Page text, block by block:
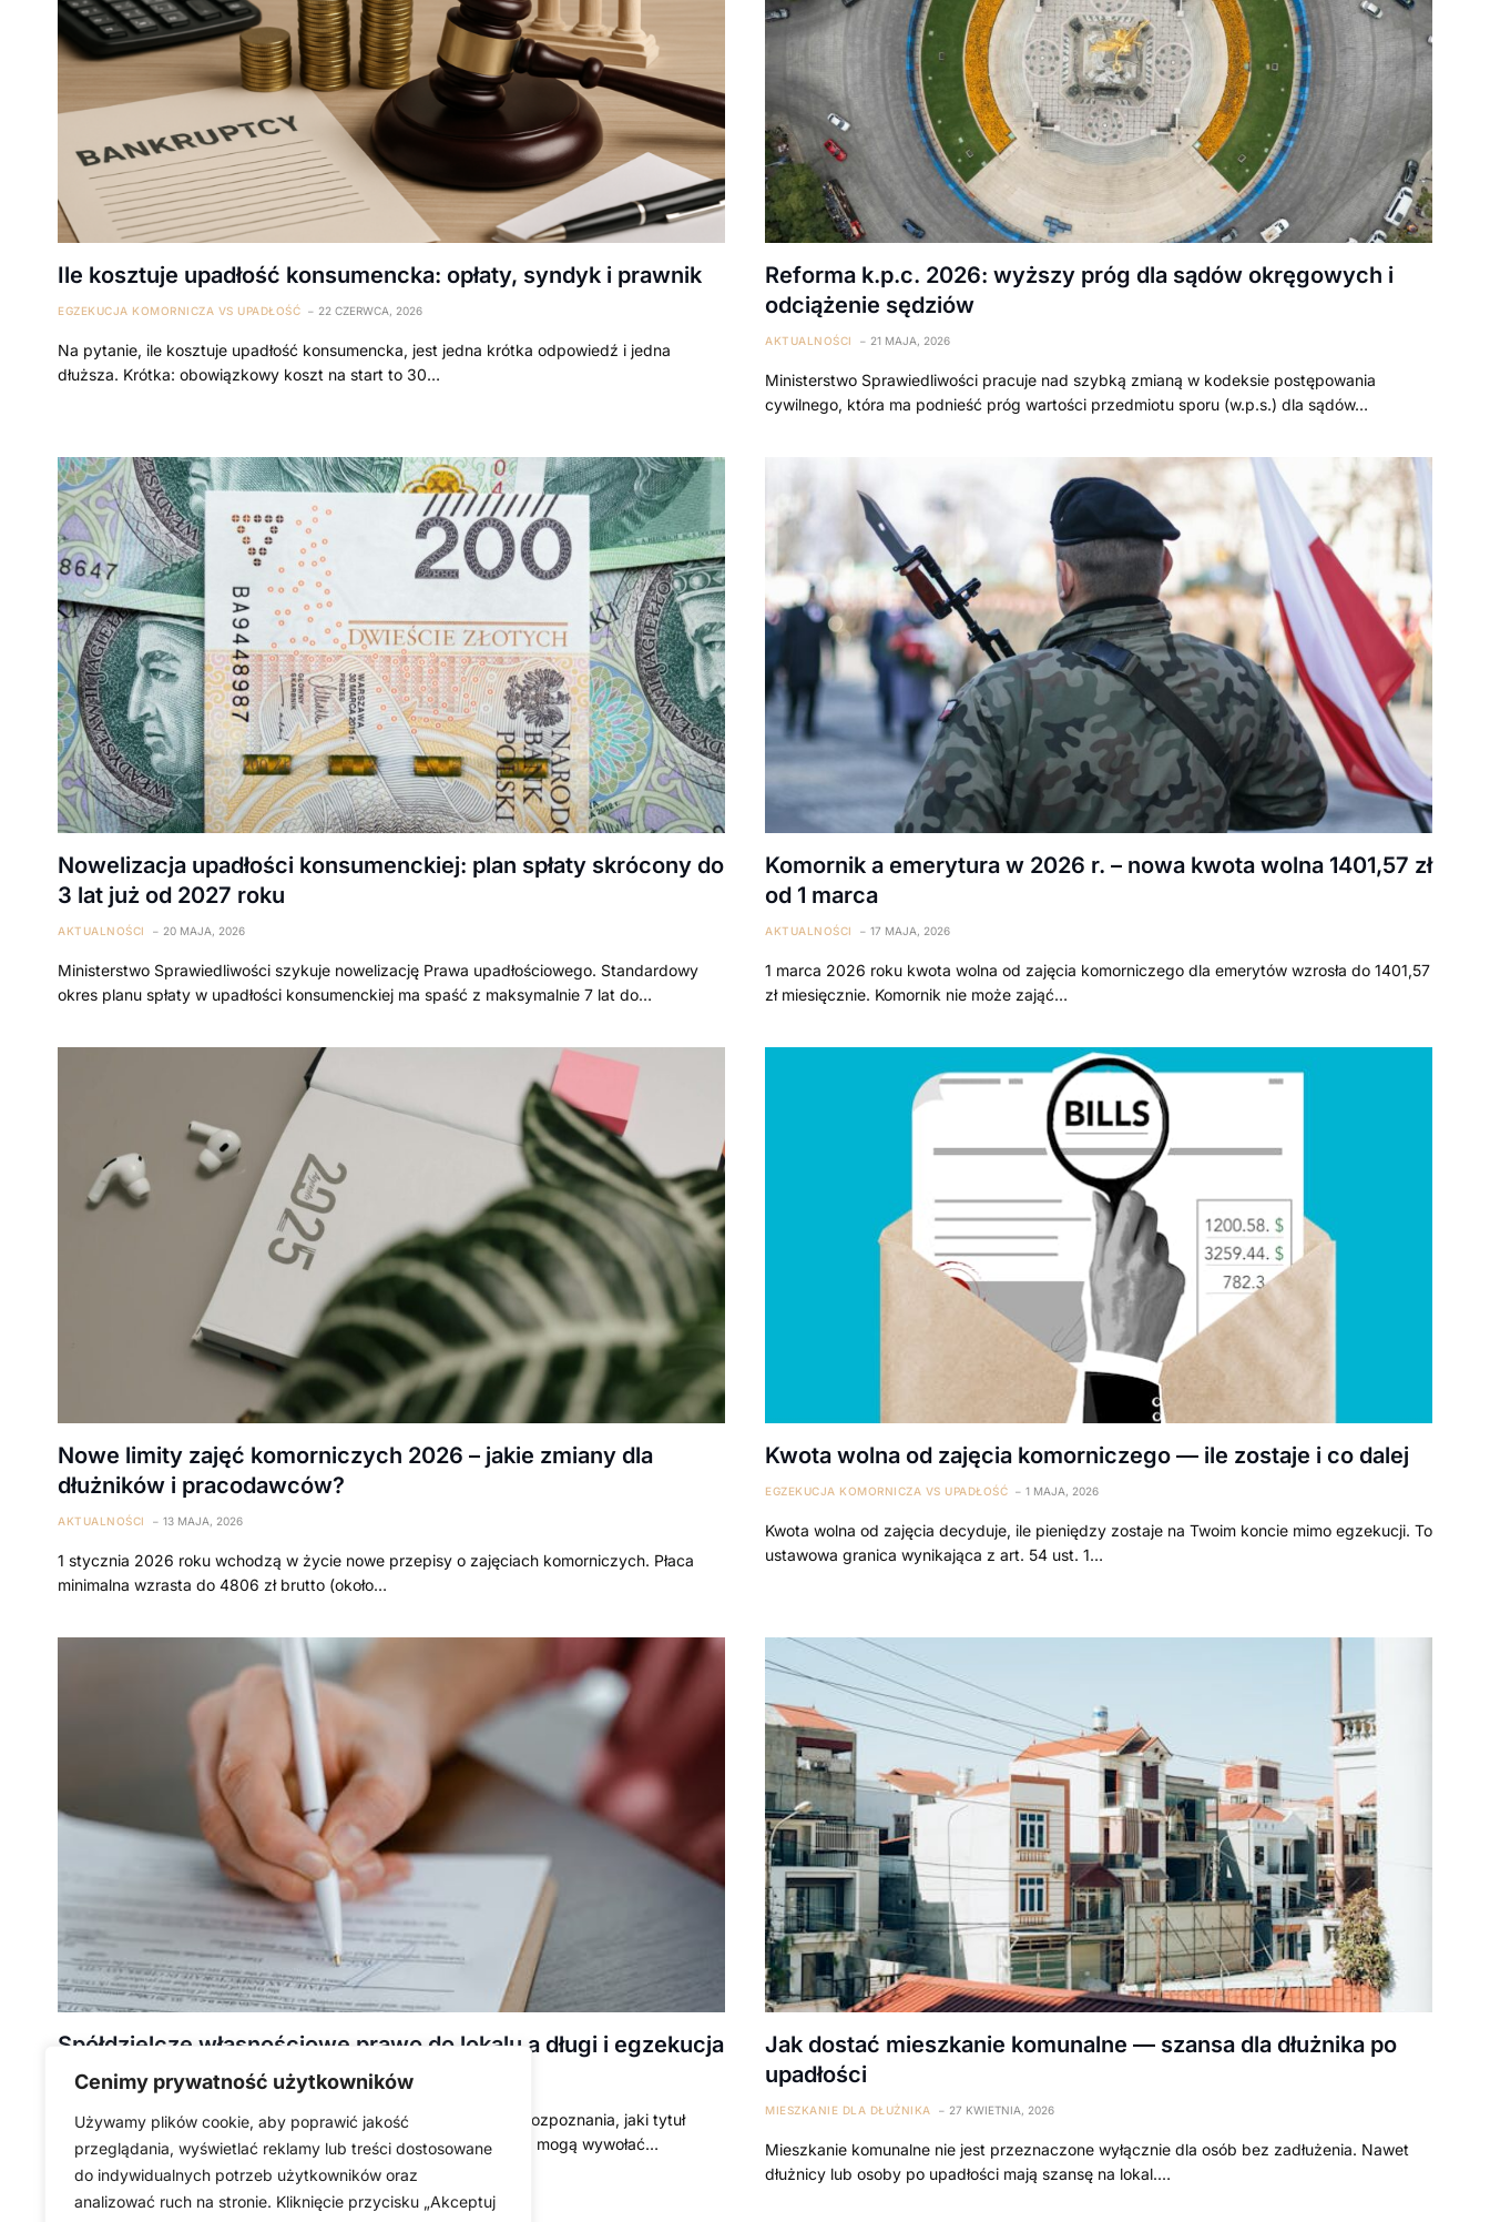
Cenimy prywatność użytkowników
Używamy plików cookie, aby poprawić jakość
przeglądania, wyświetlać reklamy lub treści dostosowane
do indywidualnych potrzeb użytkowników oraz
analizować ruch na stronie. Kliknięcie przycisku „Akceptuj
Ile kosztuje upadłość konsumencka: opłaty, syndyk i prawnik
EGZEKUCJA KOMORNICZA VS UPADŁOŚĆ 22 CZERWCA, 2026
Na pytanie, ile kosztuje upadłość konsumencka, jest jedna krótka odpowiedź i jedna
dłuższa. Krótka: obowiązkowy koszt na start to 30…
Reforma k.p.c. 2026: wyższy próg dla sądów okręgowych i
odciążenie sędziów
AKTUALNOŚCI 21 MAJA, 2026
Ministerstwo Sprawiedliwości pracuje nad szybką zmianą w kodeksie postępowania
cywilnego, która ma podnieść próg wartości przedmiotu sporu (w.p.s.) dla sądów…
Nowelizacja upadłości konsumenckiej: plan spłaty skrócony do
3 lat już od 2027 roku
AKTUALNOŚCI 20 MAJA, 2026
Ministerstwo Sprawiedliwości szykuje nowelizację Prawa upadłościowego. Standardowy
okres planu spłaty w upadłości konsumenckiej ma spaść z maksymalnie 7 lat do…
Komornik a emerytura w 2026 r. – nowa kwota wolna 1401,57 zł
od 1 marca
AKTUALNOŚCI 17 MAJA, 2026
1 marca 2026 roku kwota wolna od zajęcia komorniczego dla emerytów wzrosła do 1401,57
zł miesięcznie. Komornik nie może zająć…
Nowe limity zajęć komorniczych 2026 – jakie zmiany dla
dłużników i pracodawców?
AKTUALNOŚCI 13 MAJA, 2026
1 stycznia 2026 roku wchodzą w życie nowe przepisy o zajęciach komorniczych. Płaca
minimalna wzrasta do 4806 zł brutto (około…
Kwota wolna od zajęcia komorniczego — ile zostaje i co dalej
EGZEKUCJA KOMORNICZA VS UPADŁOŚĆ 1 MAJA, 2026
Kwota wolna od zajęcia decyduje, ile pieniędzy zostaje na Twoim koncie mimo egzekucji. To
ustawowa granica wynikająca z art. 54 ust. 1…
Spółdzielcze własnościowe prawo do lokalu a długi i egzekucja
MIESZKANIE DLA DŁUŻNIKA 29 KWIETNIA, 2026
Spółdzielcze własnościowe prawo do lokalu wymaga szybkiego rozpoznania, jaki tytuł
prawny chroni mieszkanie. Trzeba też wiedzieć, które zadłużenia mogą wywołać…
Jak dostać mieszkanie komunalne — szansa dla dłużnika po
upadłości
MIESZKANIE DLA DŁUŻNIKA 27 KWIETNIA, 2026
Mieszkanie komunalne nie jest przeznaczone wyłącznie dla osób bez zadłużenia. Nawet
dłużnicy lub osoby po upadłości mają szansę na lokal.…